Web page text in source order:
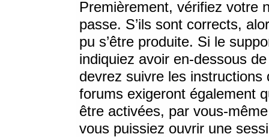
Premièrement, vérifiez votre
passe. S’ils sont corrects,
pu s’être produite. Si le
indiquiez avoir en-dessous
devrez suivre les
forums exigeront également
être activées, par vous-
vous puissiez ouvrir une